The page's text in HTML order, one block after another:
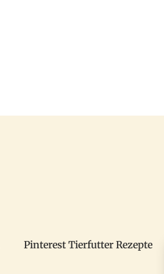
Pinterest Tierfutter Rezepte